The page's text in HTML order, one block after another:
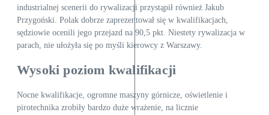
industrialnej scenerii do rywalizacji przystąpił również Jakub
Przygoński. Polak dobrze zaprezentował się w kwalifikacjach,
sędziowie ocenili jego przejazd na 90,5 pkt. Niestety rywalizacja w
parach, nie ułożyła się po myśli kierowcy z Warszawy.
Wysoki poziom kwalifikacji
Nocne kwalifikacje, ogromne maszyny górnicze, oświetlenie i
pirotechnika zrobiły bardzo duże wrażenie, na licznie